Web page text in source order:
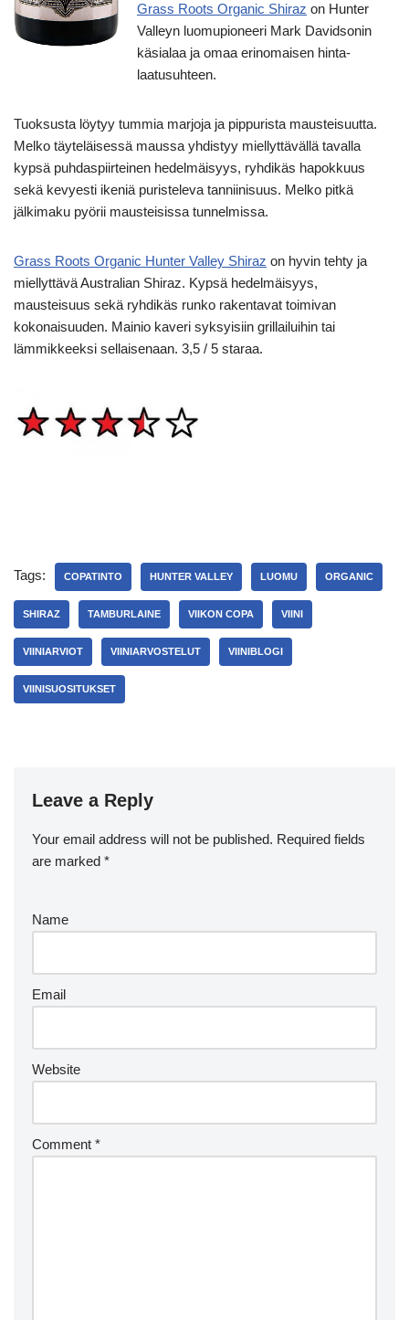
Grass Roots Organic Shiraz on Hunter
Valleyn luomupioneeri Mark Davidsonin
käsialaa ja omaa erinomaisen hinta-
laatusuhteen.
Tuoksusta löytyy tummia marjoja ja pippurista mausteisuutta.
Melko täyteläisessä maussa yhdistyy miellyttävällä tavalla
kypsä puhdaspiirteinen hedelmäisyys, ryhdikäs hapokkuus
sekä kevyesti ikeniä puristeleva tanniinisuus. Melko pitkä
jälkimaku pyörii mausteisissa tunnelmissa.
Grass Roots Organic Hunter Valley Shiraz on hyvin tehty ja
miellyttävä Australian Shiraz. Kypsä hedelmäisyys,
mausteisuus sekä ryhdikäs runko rakentavat toimivan
kokonaisuuden. Mainio kaveri syksyisiin grillailuihin tai
lämmikkeeksi sellaisenaan. 3,5 / 5 staraa.
Tags: COPATINTO HUNTER VALLEY LUOMU ORGANIC
SHIRAZ TAMBURLAINE VIIKON COPA VIINI
VIINIARVIOT VIINIARVOSTELUT VIINIBLOGI
VIINISUOSITUKSET
Leave a Reply
Your email address will not be published. Required fields
are marked *
Name
Email
Website
Comment *